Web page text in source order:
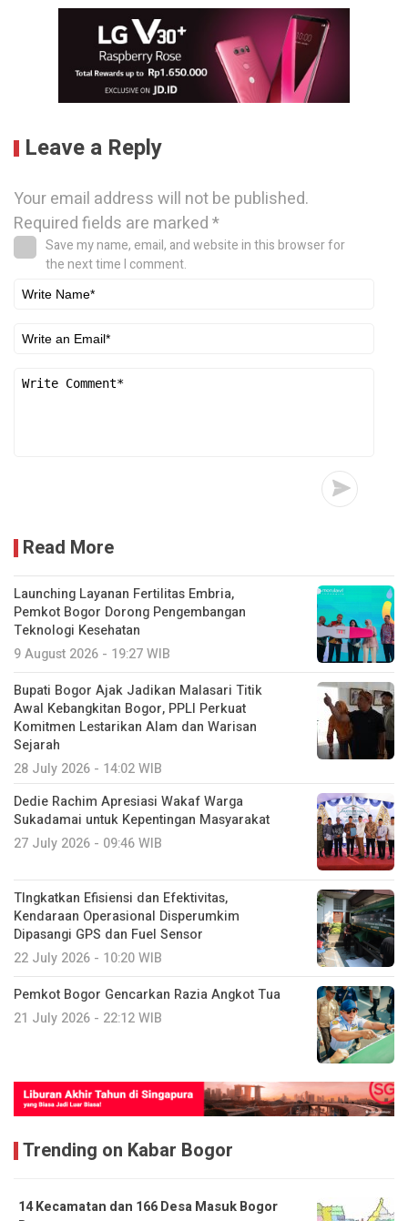
Leave a Reply
Your email address will not be published.
Required fields are marked*
Save my name, email, and website in this browser for
the next time I comment.
Read More
Launching Layanan Fertilitas Embria,
Pemkot Bogor Dorong Pengembangan
Teknologi Kesehatan
9 August 2026 - 19:27 WIB
Bupati Bogor Ajak Jadikan Malasari Titik
Awal Kebangkitan Bogor, PPLI Perkuat
Komitmen Lestarikan Alam dan Warisan
Sejarah
28 July 2026 - 14:02 WIB
Dedie Rachim Apresiasi Wakaf Warga
Sukadamai untuk Kepentingan Masyarakat
27 July 2026 - 09:46 WIB
TIngkatkan Efisiensi dan Efektivitas,
Kendaraan Operasional Disperumkim
Dipasangi GPS dan Fuel Sensor
22 July 2026 - 10:20 WIB
Pemkot Bogor Gencarkan Razia Angkot Tua
21 July 2026 - 22:12 WIB
Trending on Kabar Bogor
14 Kecamatan dan 166 Desa Masuk Bogor